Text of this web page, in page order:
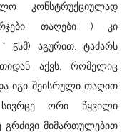
კონსტრუქციულად
თაღები ) კი
აგურით. ტაძარს
აქვს, რომელიც
იგი შეისრული თაღით
ორი წყვილი
გრძივი მიმართულებით